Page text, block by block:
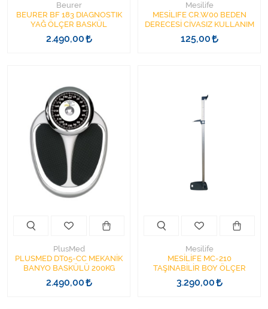
Beurer
BEURER BF 183 DIAGNOSTIK
YAĞ ÖLÇER BASKÜL
2.490,00
Mesilife
MESİLIFE CR.W00 BEDEN
DERECESİ CİVASIZ KULLANIM
125,00
PlusMed
PLUSMED DT05-CC MEKANİK
BANYO BASKÜLÜ 200KG
2.490,00
Mesilife
MESİLİFE MC-210
TAŞINABİLİR BOY ÖLÇER
3.290,00